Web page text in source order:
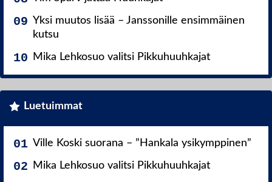
Yksi muutos lisää – Janssonille ensimmäinen
kutsu
Mika Lehkosuo valitsi Pikkuhuuhkajat
Luetuimmat
Ville Koski suorana – ”Hankala ysikymppinen”
Mika Lehkosuo valitsi Pikkuhuuhkajat